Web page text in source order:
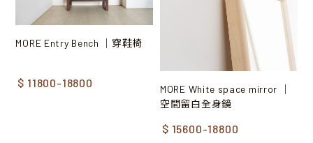
MORE Entry Bench ｜穿鞋椅
$ 11800-18800
MORE White space mirror ｜
空間留白全身鏡
$ 15600-18800